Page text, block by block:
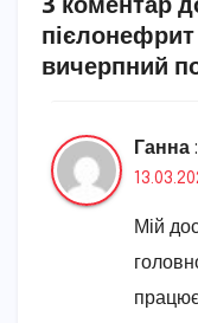
вичерпний
Ганна :
Мій